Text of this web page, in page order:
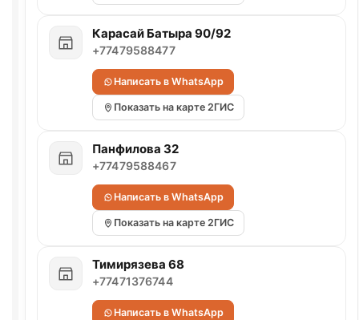
Карасай Батыра 90/92
+77479588477
Написать в WhatsApp
Показать на карте 2ГИС
Панфилова 32
+77479588467
Написать в WhatsApp
Показать на карте 2ГИС
Тимирязева 68
+77471376744
Написать в WhatsApp